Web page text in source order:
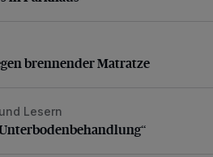
brennender Matratze
brennender Matratze
Lesern